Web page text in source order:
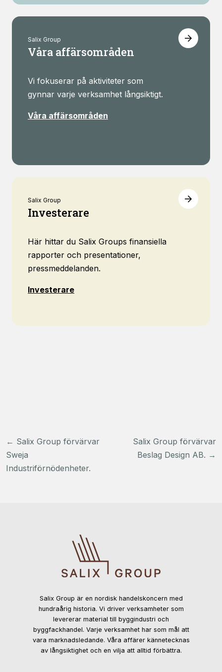
Salix Group
Våra affärsområden
Vi fokuserar på aktiviteter som
gynnar varje verksamhet långsiktigt.
Våra affärsområden
Salix Group
Investerare
Här hittar du Salix Groups finansiella
rapporter och presentationer,
pressmeddelanden.
Investerare
Inläggsnavigering
← Salix Group förvärvar
Sweja
Industriförnödenheter.
Salix Group förvärvar
Beslag Design AB. →
Salix Group är en nordisk handelskoncern med
hundraårig historia. Vi driver verksamheter som
levererar material till byggindustri och
byggfackhandel. Varje verksamhet har som mål att
vara marknadsledande. Våra affärer kännetecknas
av långsiktighet och en vilja att alltid förbättra.